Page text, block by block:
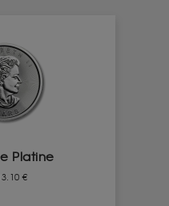
Platine
€